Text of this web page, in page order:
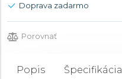
Doprava zadarmo
Porovnať
Popis Špecifikácia